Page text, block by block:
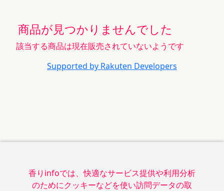
香りinfoでは、快適なサービス提供や利用分析
のためにクッキーなどを使い訪問データの取
商品が見つかりませんでした
該当する商品は現在販売されていないようです
Supported by Rakuten Developers